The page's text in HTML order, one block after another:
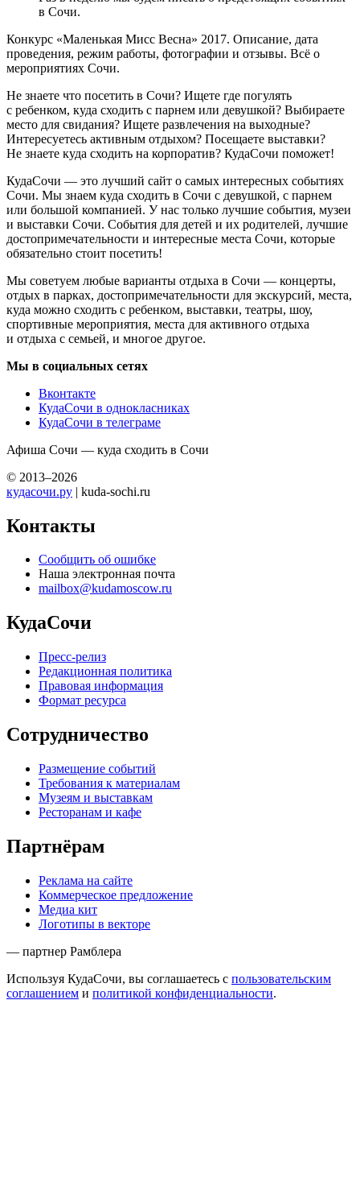
в Сочи.
Конкурс «Маленькая Мисс Весна» 2017. Описание, дата
проведения, режим работы, фотографии и отзывы. Всё о
мероприятиях Сочи.
Не знаете что посетить в Сочи? Ищете где погулять
с ребенком, куда сходить с парнем или девушкой? Выбираете
место для свидания? Ищете развлечения на выходные?
Интересуетесь активным отдыхом? Посещаете выставки?
Не знаете куда сходить на корпоратив? КудаСочи поможет!
КудаСочи — это лучший сайт о самых интересных событиях
Сочи. Мы знаем куда сходить в Сочи с девушкой, с парнем
или большой компанией. У нас только лучшие события, музеи
и выставки Сочи. События для детей и их родителей, лучшие
достопримечательности и интересные места Сочи, которые
обязательно стоит посетить!
Мы советуем любые варианты отдыха в Сочи — концерты,
отдых в парках, достопримечательности для экскурсий, места,
куда можно сходить с ребенком, выставки, театры, шоу,
спортивные мероприятия, места для активного отдыха
и отдыха с семьей, и многое другое.
Мы в социальных сетях
Вконтакте
КудаСочи в однокласниках
КудаСочи в телеграме
Афиша Сочи — куда сходить в Сочи
© 2013–2026
кудасочи.ру | kuda-sochi.ru
Контакты
Сообщить об ошибке
Наша электронная почта
mailbox@kudamoscow.ru
КудаСочи
Пресс-релиз
Редакционная политика
Правовая информация
Формат ресурса
Сотрудничество
Размещение событий
Требования к материалам
Музеям и выставкам
Ресторанам и кафе
Партнёрам
Реклама на сайте
Коммерческое предложение
Медиа кит
Логотипы в векторе
— партнер Рамблера
Используя КудаСочи, вы соглашаетесь с пользовательским
соглашением и политикой конфиденциальности.